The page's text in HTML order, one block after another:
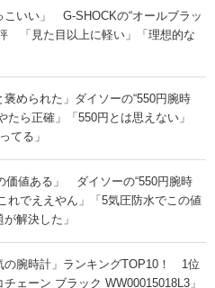
こいい」 G-SHOCKの“オールブラッ
「見た目以上に軽い」「理想的な
褒められた」ダイソーの“550円腕時
ら正確」「550円とは思えない」
てる」
価値ある」 ダイソーの“550円腕時
れでええやん」「5気圧防水でこの値
解決した」
の腕時計」ランキングTOP10！ 1位
ェーン ブラック WW00015018L3」